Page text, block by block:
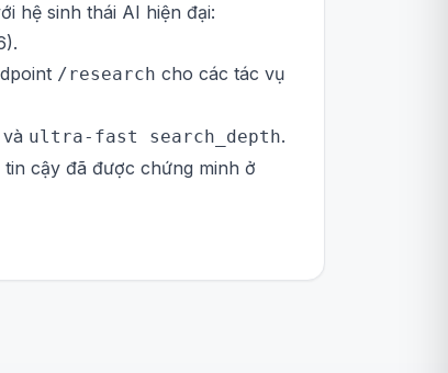
hệ sinh thái AI hiện đại:
/research cho các tác vụ
ultra-fast search_depth.
cậy đã được chứng minh ở